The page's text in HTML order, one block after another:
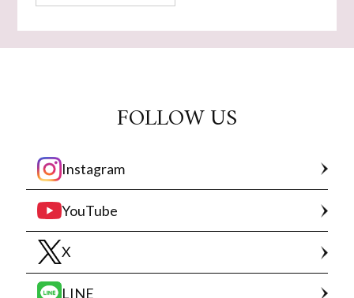
FOLLOW US
Instagram
YouTube
X
LINE